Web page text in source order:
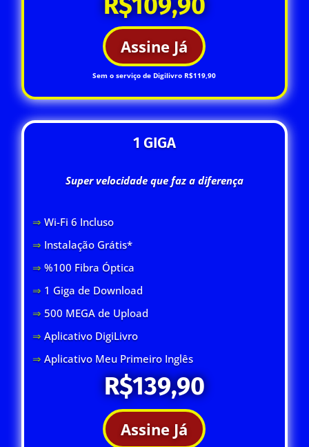
Assine Já
Sem o serviço de Digilivro R$119,90
1 GIGA
Super velocidade que faz a diferença
⇒ Wi-Fi 6 Incluso
⇒ Instalação Grátis*
⇒ %100 Fibra Óptica
⇒ 1 Giga de Download
⇒ 500 MEGA de Upload
⇒Aplicativo DigiLivro
⇒Aplicativo Meu Primeiro Inglês
R$139,90
Assine Já